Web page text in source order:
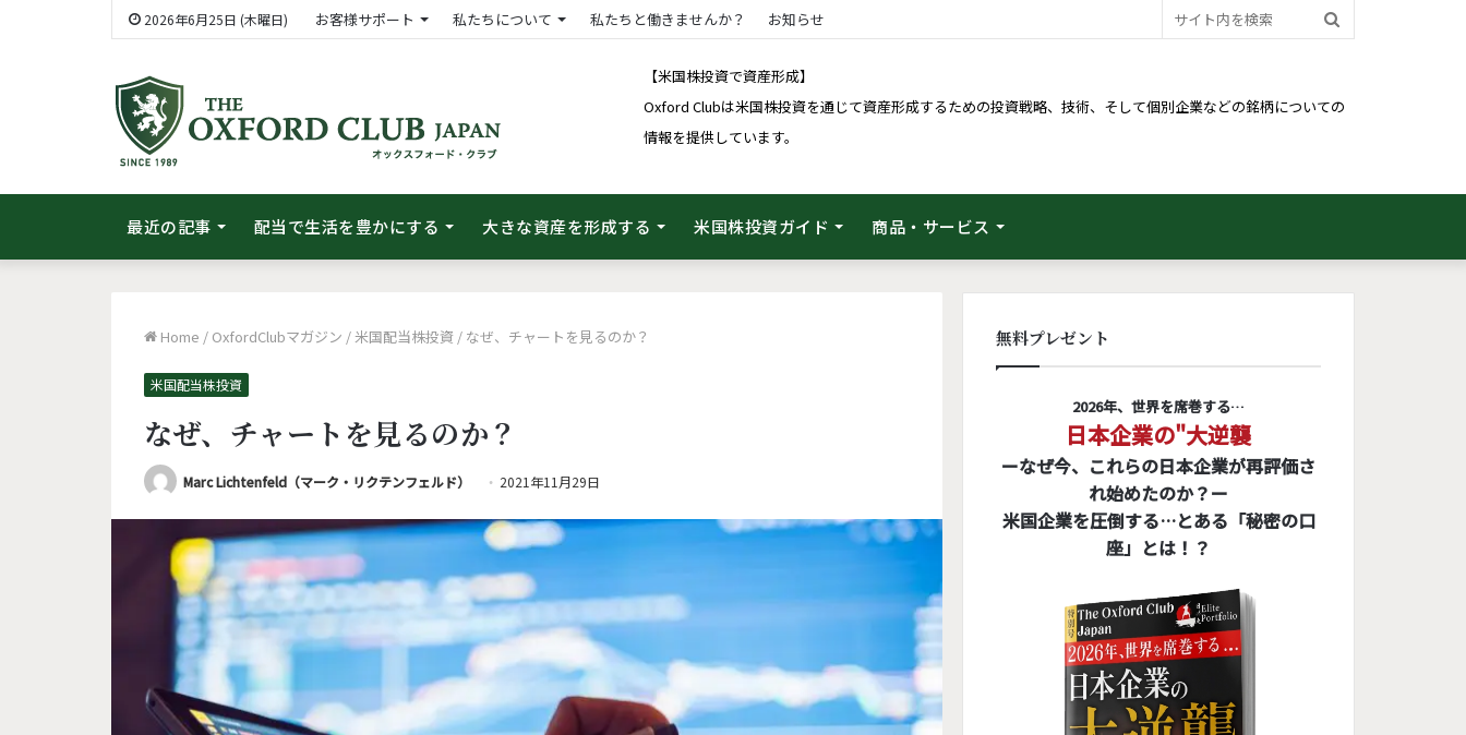
2026年6月25日 (木曜日) お客様サポート 私たちについて 私たちと働きませんか？ お知らせ
【米国株投資で資産形成】
Oxford Clubは米国株投資を通じて資産形成するための投資戦略、技術、そして個別企業などの銘柄についての
情報を提供しています。
最近の記事 配当で生活を豊かにする 大きな資産を形成する 米国株投資ガイド 商品・サービス
Home / OxfordClubマガジン /米国配当株投資 / なぜ、チャートを見るのか？
米国配当株投資
なぜ、チャートを見るのか？
Marc Lichtenfeld（マーク・リクテンフェルド） 2021年11月29日
無料プレゼント
2026年、世界を席巻する…
日本企業の"大逆襲
ーなぜ今、これらの日本企業が再評価さ
れ始めたのか？ー
米国企業を圧倒する…とある「秘密の口
座」とは！？